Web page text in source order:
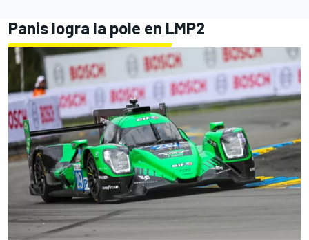
Panis logra la pole en LMP2